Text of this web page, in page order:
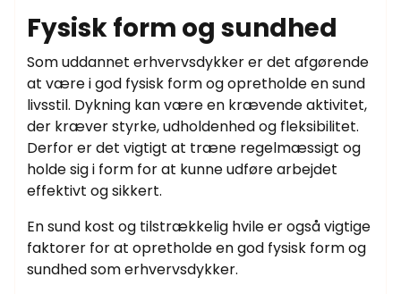
Fysisk form og sundhed
Som uddannet erhvervsdykker er det afgørende
at være i god fysisk form og opretholde en sund
livsstil. Dykning kan være en krævende aktivitet,
der kræver styrke, udholdenhed og fleksibilitet.
Derfor er det vigtigt at træne regelmæssigt og
holde sig i form for at kunne udføre arbejdet
effektivt og sikkert.
En sund kost og tilstrækkelig hvile er også vigtige
faktorer for at opretholde en god fysisk form og
sundhed som erhvervsdykker.